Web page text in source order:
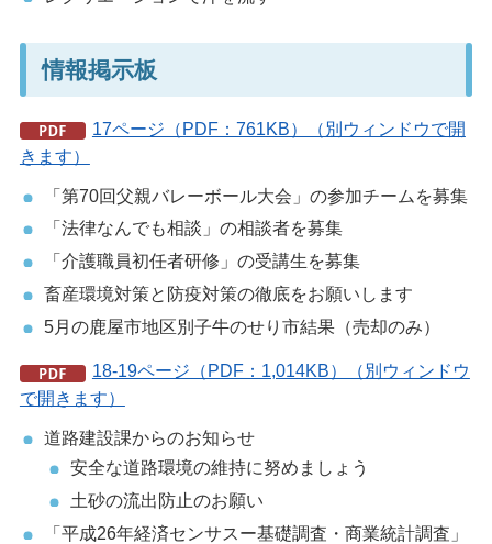
情報掲示板
17ページ（PDF：761KB）（別ウィンドウで開
きます）
「第70回父親バレーボール大会」の参加チームを募集
「法律なんでも相談」の相談者を募集
「介護職員初任者研修」の受講生を募集
畜産環境対策と防疫対策の徹底をお願いします
5月の鹿屋市地区別子牛のせり市結果（売却のみ）
18-19ページ（PDF：1,014KB）（別ウィンドウ
で開きます）
道路建設課からのお知らせ
安全な道路環境の維持に努めましょう
土砂の流出防止のお願い
「平成26年経済センサスー基礎調査・商業統計調査」